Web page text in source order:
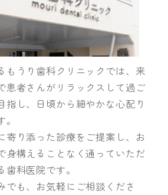
もうり歯科クリニックでは、来
患者さんがリラックスして過ご
指し、日頃から細やかな心配り
寄り添った診療をご提案し、お
身構えることなく通っていただ
科医院です。
でも、お気軽にご相談くださ